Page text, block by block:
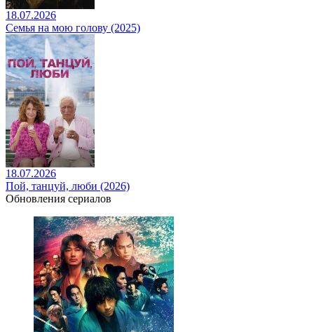
18.07.2026
Семья на мою голову (2025)
18.07.2026
Пой, танцуй, люби (2026)
Обновления сериалов